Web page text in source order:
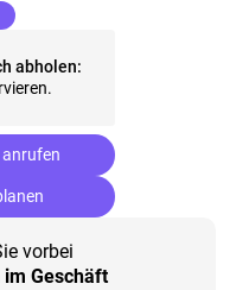
abholen:
vorbei
im Geschäft